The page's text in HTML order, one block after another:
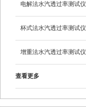
电解法水汽透过率测试仪
杯式法水汽透过率测试仪
增重法水汽透过率测试仪
查看更多